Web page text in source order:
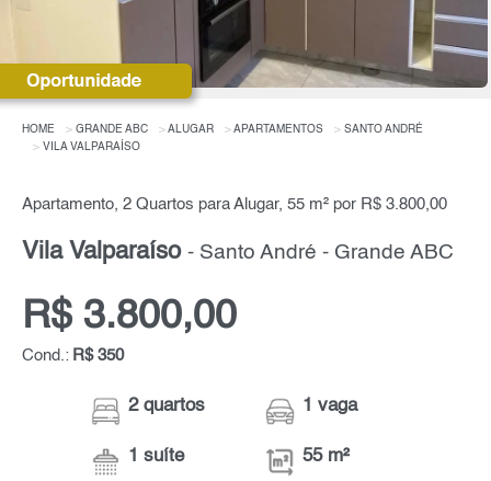
HOME GRANDE ABC ALUGAR APARTAMENTOS
SANTO ANDRÉ
VILA VALPARAÍSO
Apartamento, 2 Quartos para Alugar, 55 m² por R$ 3.800,00
Vila Valparaíso - Santo André - Grande ABC
R$ 3.800,00
Cond.: R$ 350
2 quartos
1 suíte
1 vaga
55 m²